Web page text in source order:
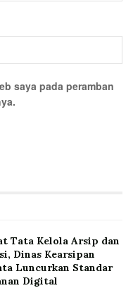
saya pada peramban
Tata Kelola Arsip dan
Dinas Kearsipan
Luncurkan Standar
Digital